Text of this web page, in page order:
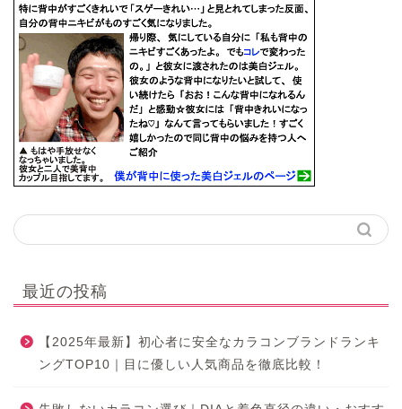
最近の投稿
【2025年最新】初心者に安全なカラコンブランドランキ
ングTOP10｜目に優しい人気商品を徹底比較！